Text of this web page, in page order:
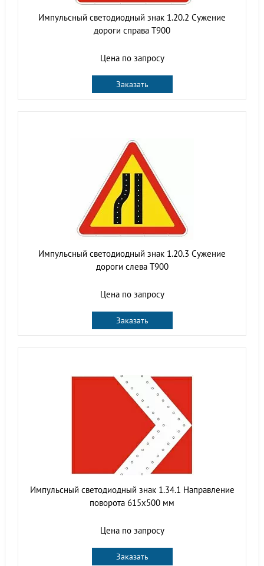
Импульсный светодиодный знак 1.20.2 Сужение
дороги справа Т900
Цена по запросу
Заказать
Импульсный светодиодный знак 1.20.3 Сужение
дороги слева Т900
Цена по запросу
Заказать
Импульсный светодиодный знак 1.34.1 Направление
поворота 615x500 мм
Цена по запросу
Заказать